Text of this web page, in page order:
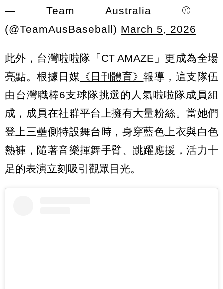
— Team Australia ⚾️
(@TeamAusBaseball) March 5, 2026
此外，台灣啦啦隊「CT AMAZE」更成為全場
亮點。根據日媒 《日刊體育》報導，這支隊伍
由台灣職棒6支球隊挑選的人氣啦啦隊成員組
成，成員在社群平台上擁有大量粉絲。當她們
登上三壘側特設舞台時，身穿藍色上衣與白色
熱褲，隨著音樂揮舞手臂、跳躍應援，活力十
足的表演立刻吸引觀眾目光。